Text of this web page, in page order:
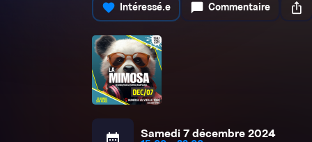
favorite Intéressé.e chat_bubble Commentaire ios_share
Samedi 7 décembre 2024